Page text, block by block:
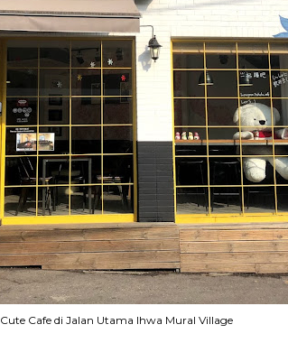
Cute Cafe di Jalan Utama Ihwa Mural Village